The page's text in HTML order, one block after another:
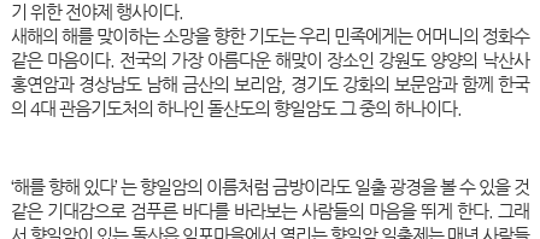
기 위한 전야제 행사이다.
새해의 해를 맞이하는 소망을 향한 기도는 우리 민족에게는 어머니의 정화수
같은 마음이다. 전국의 가장 아름다운 해맞이 장소인 강원도 양양의 낙산사
홍연암과 경상남도 남해 금산의 보리암, 경기도 강화의 보문암과 함께 한국
의 4대 관음기도처의 하나인 돌산도의 향일암도 그 중의 하나이다.
‘해를 향해 있다’ 는 향일암의 이름처럼 금방이라도 일출 광경을 볼 수 있을 것
같은 기대감으로 검푸른 바다를 바라보는 사람들의 마음을 뛰게 한다. 그래